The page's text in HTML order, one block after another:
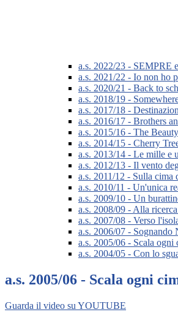
a.s. 2022/23 - SEMPRE
a.s. 2021/22 - Io non ho
a.s. 2020/21 - Back to
a.s. 2018/19 -
a.s. 2017/18 -
a.s. 2016/17 - Brothers
a.s. 2015/16 - The
a.s. 2014/15 - Cherry
a.s. 2013/14 - Le mille e
a.s. 2012/13 - Il vento
a.s. 2011/12 - Sulla cima
a.s. 2010/11 - Un'unica
a.s. 2009/10 - Un
a.s. 2008/09 - Alla
a.s. 2007/08 - Verso
a.s. 2006/07 - Sognando
a.s. 2005/06 - Scala ogni
a.s. 2004/05 - Con lo
a.s. 2005/06 - Scala ogni
Guarda il video su YOUTUBE